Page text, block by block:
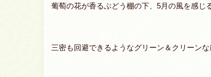
葡萄の花が香るぶどう棚の下、5月の風を感じ
三密も回避できるようなグリーン＆クリーン